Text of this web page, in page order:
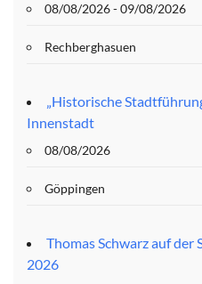
08/08/2026 - 09/08/2026
Rechberghasuen
„Historische
Innenstadt
08/08/2026
Göppingen
Thomas Schwarz auf der
2026